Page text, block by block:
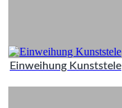
Einweihung Kunststele